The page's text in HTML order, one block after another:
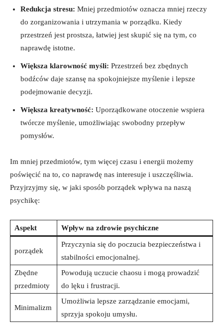
Redukcja stresu: Mniej przedmiotów oznacza mniej rzeczy
do zorganizowania i utrzymania w porządku. ‍Kiedy
przestrzeń jest prostsza, łatwiej jest skupić się na tym, co
naprawdę istotne.
Większa klarowność myśli: Przestrzeń bez zbędnych
⁢bodźców daje szansę na spokojniejsze myślenie i lepsze
podejmowanie decyzji.
Większa ⁤kreatywność: Uporządkowane otoczenie wspiera
twórcze myślenie, umożliwiając swobodny przepływ
pomysłów.
Im mniej przedmiotów, tym więcej czasu i⁤ energii możemy
poświęcić na to, co naprawdę nas interesuje i ​uszczęśliwia.⁣
Przyjrzyjmy się, w jaki sposób porządek wpływa na naszą
⁤psychikę:
Aspekt Wpływ na ‍zdrowie psychiczne
porządek
Przyczynia ‌się do poczucia bezpieczeństwa i‍
stabilności emocjonalnej.
Zbędne
przedmioty
Powodują uczucie chaosu ‌i mogą prowadzić
do lęku ​i frustracji.
Minimalizm
Umożliwia lepsze zarządzanie emocjami,
sprzyja spokoju umysłu.